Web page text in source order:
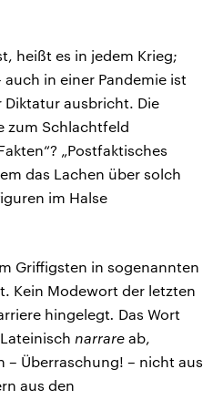
heißt es in jedem Krieg;
in einer Pandemie ist
Diktatur ausbricht. Die
zum Schlachtfeld
„Postfaktisches
das Lachen über solch
im Halse
Griffigsten in sogenannten
Kein Modewort der letzten
hingelegt. Das Wort
narrare ab,
– Überraschung! – nicht aus
aus den